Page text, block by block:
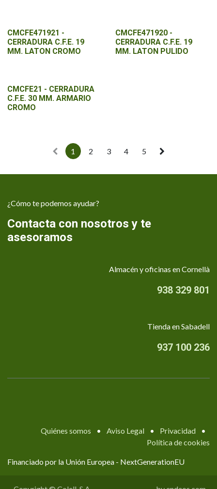
CMCFE471921 -
CERRADURA C.F.E. 19
MM. LATON CROMO
CMCFE471920 -
CERRADURA C.F.E. 19
MM. LATON PULIDO
CMCFE21 - CERRADURA
C.F.E. 30 MM. ARMARIO
CROMO
1 2 3 4 5
¿Cómo te podemos ayudar?
Contacta con nosotros y te
asesoramos
Almacén y oficinas en Cornellà
938 329 801
Tienda en Sabadell
937 100 236
Quiénes somos • Aviso Legal • Privacidad
•
Política de cookies
Financiado por la Unión Europea - NextGenerationEU